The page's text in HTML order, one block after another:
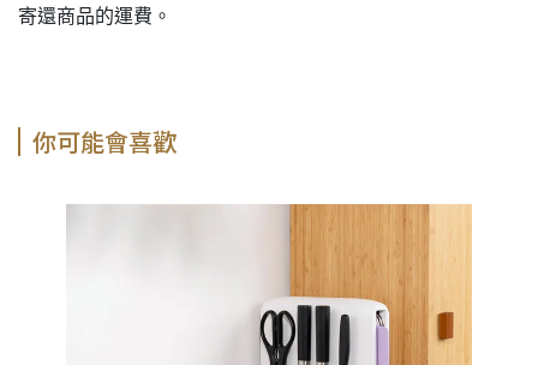
寄還商品的運費。
你可能會喜歡